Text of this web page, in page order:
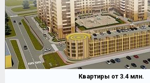
Квартиры от 3.4 млн.